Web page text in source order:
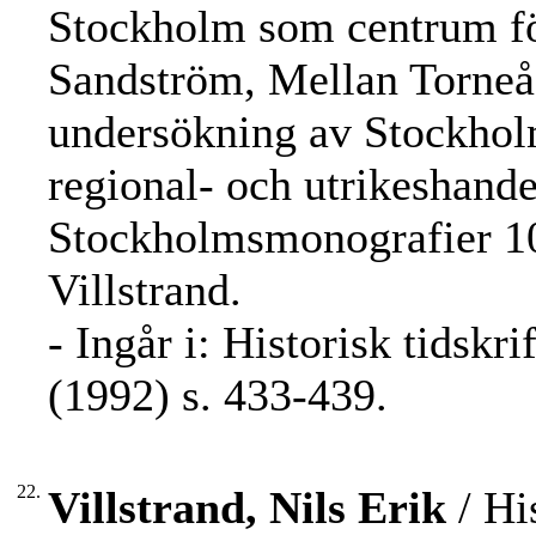
Stockholm som centrum
Sandström, Mellan
undersökning av
regional- och
Stockholmsmonografier
Villstrand.
- Ingår i: Historisk
(1992) s. 433-439.
22. Villstrand, Nils Erik /